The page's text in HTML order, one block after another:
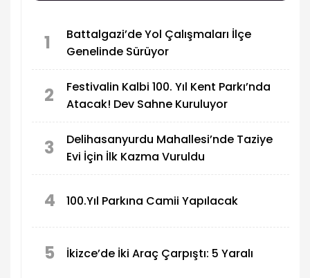
1
Battalgazi’de Yol Çalışmaları İlçe
Genelinde Sürüyor
2
Festivalin Kalbi 100. Yıl Kent Parkı’nda
Atacak! Dev Sahne Kuruluyor
3
Delihasanyurdu Mahallesi’nde Taziye
Evi İçin İlk Kazma Vuruldu
4 100.Yıl Parkına Camii Yapılacak
5 İkizce’de İki Araç Çarpıştı: 5 Yaralı